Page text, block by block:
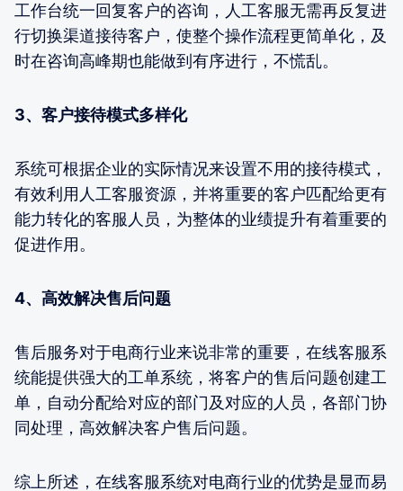
工作台统一回复客户的咨询，人工客服无需再反复进
行切换渠道接待客户，使整个操作流程更简单化，及
时在咨询高峰期也能做到有序进行，不慌乱。
3、客户接待模式多样化
系统可根据企业的实际情况来设置不用的接待模式，
有效利用人工客服资源，并将重要的客户匹配给更有
能力转化的客服人员，为整体的业绩提升有着重要的
促进作用。
4、高效解决售后问题
售后服务对于电商行业来说非常的重要，在线客服系
统能提供强大的工单系统，将客户的售后问题创建工
单，自动分配给对应的部门及对应的人员，各部门协
同处理，高效解决客户售后问题。
综上所述，在线客服系统对电商行业的优势是显而易